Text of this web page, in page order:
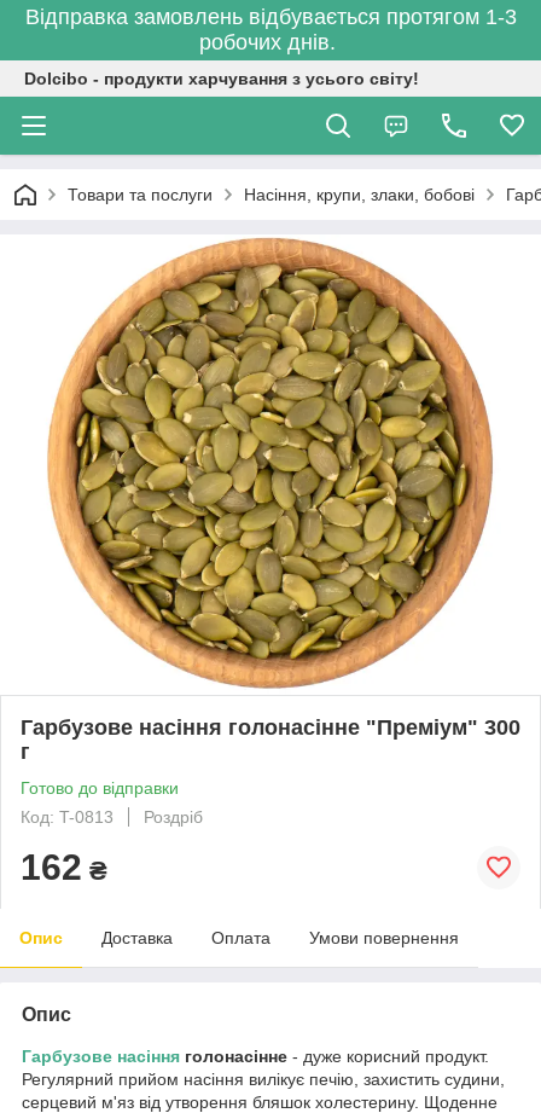
Відправка замовлень відбувається протягом 1-3
робочих днів.
Dolcibo - продукти харчування з усього світу!
Товари та послуги Насіння, крупи, злаки, бобові
Гарбузове насіння голонасінне "Преміум" 300
г
Готово до відправки
Код: T-0813
Роздріб
162 ₴
Опис Доставка Оплата Умови повернення
Опис
Гарбузове насіння голонасінне - дуже корисний продукт.
Регулярний прийом насіння вилікує печію, захистить судини,
серцевий м'яз від утворення бляшок холестерину. Щоденне